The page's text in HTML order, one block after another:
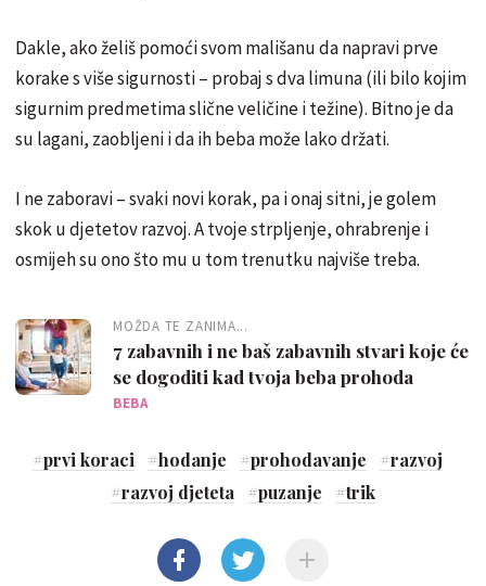
Dakle, ako želiš pomoći svom mališanu da napravi prve
korake s više sigurnosti – probaj s dva limuna (ili bilo kojim
sigurnim predmetima slične veličine i težine). Bitno je da
su lagani, zaobljeni i da ih beba može lako držati.
I ne zaboravi – svaki novi korak, pa i onaj sitni, je golem
skok u djetetov razvoj. A tvoje strpljenje, ohrabrenje i
osmijeh su ono što mu u tom trenutku najviše treba.
MOŽDA TE ZANIMA...
7 zabavnih i ne baš zabavnih stvari koje će
se dogoditi kad tvoja beba prohoda
BEBA
#prvi koraci #hodanje #prohodavanje #razvoj
#razvoj djeteta #puzanje #trik